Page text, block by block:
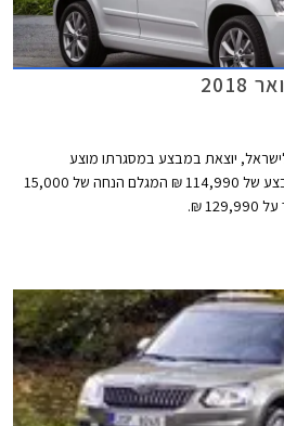
יוצאת במבצע במסגרתו מוצע
הקרוסאובר סקודה יטי במחיר מבצע של 114,990 ₪ המגלם הנחה של 15,000
₪.